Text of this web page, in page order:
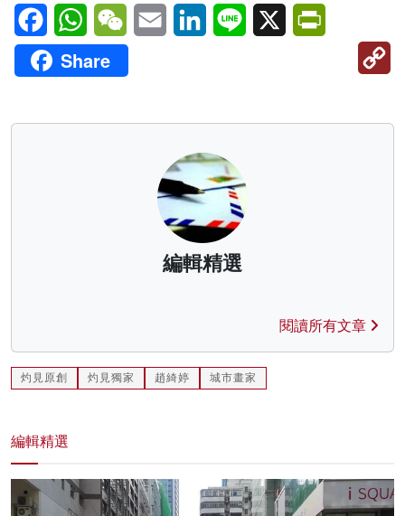
FacebookWhatsAppWeChatEmail LinkedInLine X
Share
編輯精選
閱讀所有文章
灼見原創 灼見獨家 趙綺婷 城市畫家
編輯精選